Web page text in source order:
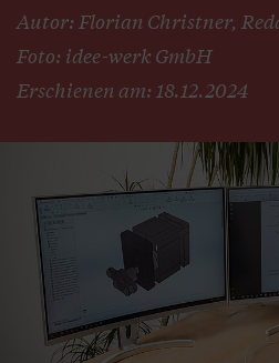
Autor: Florian Christner,
Foto: idee-werk GmbH
Erschienen am: 18.12.2024